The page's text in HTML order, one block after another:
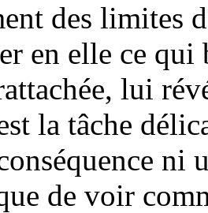
des limites
en elle ce
lui
la tâche
de voir